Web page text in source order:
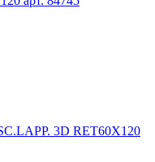
3D RET60X120